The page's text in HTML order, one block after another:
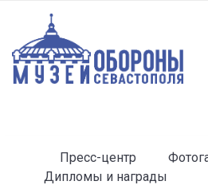
Пресс-центр
Дипломы и награды